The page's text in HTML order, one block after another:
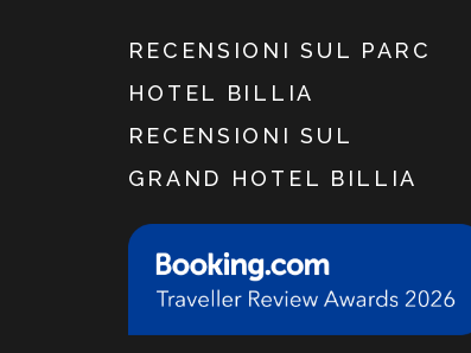
RECENSIONI SUL PARC
HOTEL BILLIA
RECENSIONI SUL
GRAND HOTEL BILLIA